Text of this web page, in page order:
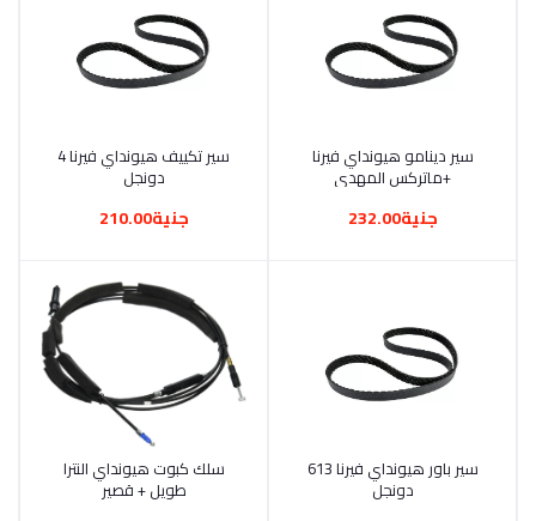
أضف إلى السلة
سير دينامو هيونداي فيرنا
+ماتركس المهدي
جنية232.00
أضف إلى السلة سير تكييف هيونداي فيرنا 4
دونجل
جنية210.00
أضف إلى السلة سير باور هيونداي فيرنا 613
دونجل
أضف إلى السلة
سلك كبوت هيونداي النترا
طويل + قصير